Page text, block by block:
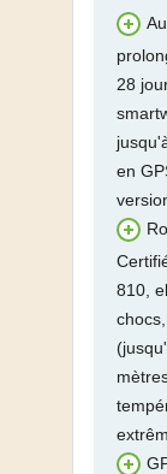
28
en
810,